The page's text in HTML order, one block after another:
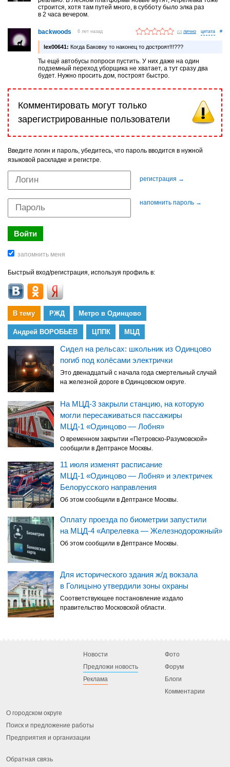
строится, хотя там путей много, в субботу было элка раз
в 2 часа вечером.
backwoods 6 лет назад лично #
lex00641: Когда Баковку то наконец то достроят!!!???
Ты ещё автобусы попроси пустить. У них даже на один
подземный переход уборщика не хватает, а тут сразу два
будет. Нужно просить дом, построят быстро.
Комментировать могут только
зарегистрированные пользователи
Введите логин и пароль, убедитесь, что пароль вводится в нужной
языковой раскладке и регистре.
регистрация →
напомнить пароль →
Быстрый вход/регистрация, используя профиль в:
В тему РЖД Метро в Одинцово
Андрей ВОРОБЬЕВ ЦППК МЦД
Сидел на рельсах: школьник из Одинцово
погиб под колёсами электрички
Это двенадцатый с начала года смертельный случай
на железной дороге в Одинцовском округе.
На МЦД-3 закрыли станцию, на которую
могли пересаживаться пассажиры
МЦД-1 «Одинцово — Лобня»
О временном закрытии «Петровско-Разумовской»
сообщили в Дептрансе Москвы.
11 июля изменят расписание
МЦД-1 «Одинцово — Лобня» и электричек
Белорусского направления
Об этом сообщили в Дептрансе Москвы.
Оплату проезда по биометрии запустили
на МЦД-4 «Апрелевка — Железнодорожный»
Об этом сообщили в Дептрансе Москвы.
Для исторического здания ж/д вокзала
в Голицыно утвердили зоны охраны
Соответствующее постановление издало
правительство Московской области.
Новости
Предложи новость
Реклама
Фото
Форум
Блоги
Комментарии
О городском округе
Поиск и предложение работы
Предприятия и организации
Обратная связь